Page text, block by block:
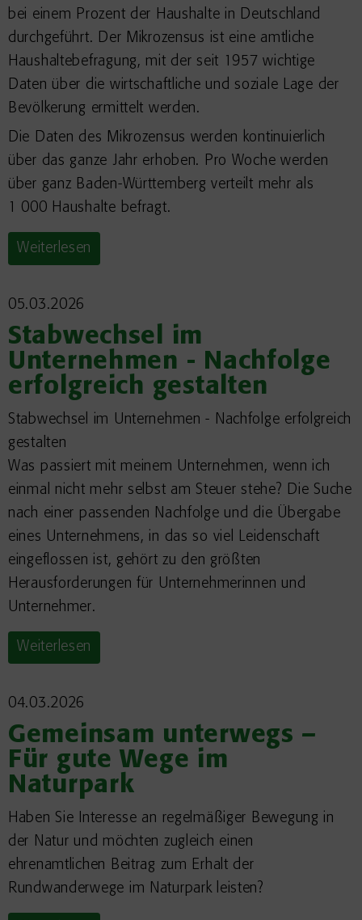
bei einem Prozent der Haushalte in Deutschland
durchgeführt. Der Mikrozensus ist eine amtliche
Haushaltebefragung, mit der seit 1957 wichtige
Daten über die wirtschaftliche und soziale Lage der
Bevölkerung ermittelt werden.
Die Daten des Mikrozensus werden kontinuierlich
über das ganze Jahr erhoben. Pro Woche werden
über ganz Baden-Württemberg verteilt mehr als
1 000 Haushalte befragt.
Weiterlesen
05.03.2026
Stabwechsel im
Unternehmen - Nachfolge
erfolgreich gestalten
Stabwechsel im Unternehmen - Nachfolge erfolgreich
gestalten
Was passiert mit meinem Unternehmen, wenn ich
einmal nicht mehr selbst am Steuer stehe? Die Suche
nach einer passenden Nachfolge und die Übergabe
eines Unternehmens, in das so viel Leidenschaft
eingeflossen ist, gehört zu den größten
Herausforderungen für Unternehmerinnen und
Unternehmer.
Weiterlesen
04.03.2026
Gemeinsam unterwegs –
Für gute Wege im
Naturpark
Haben Sie Interesse an regelmäßiger Bewegung in
der Natur und möchten zugleich einen
ehrenamtlichen Beitrag zum Erhalt der
Rundwanderwege im Naturpark leisten?